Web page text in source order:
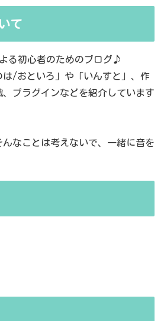
て
よる初心者のためのブログ♪
は/おといろ」や「いんすと」、作
プラグインなどを紹介しています
なことは考えないで、一緒に音を